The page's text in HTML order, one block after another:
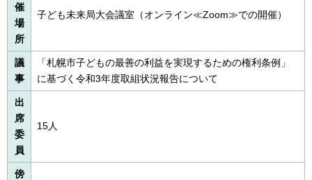
催
場
所
子ども未来局大会議室（オンライン≪Zoom≫での開催）
議
事
「札幌市子どもの最善の利益を実現するための権利条例」
に基づく令和3年度取組状況報告について
出
席
委
員
15人
傍